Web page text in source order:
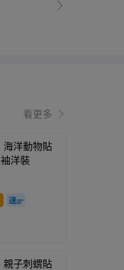
看更多
海洋動物貼
洋裝
親子刺蝟貼